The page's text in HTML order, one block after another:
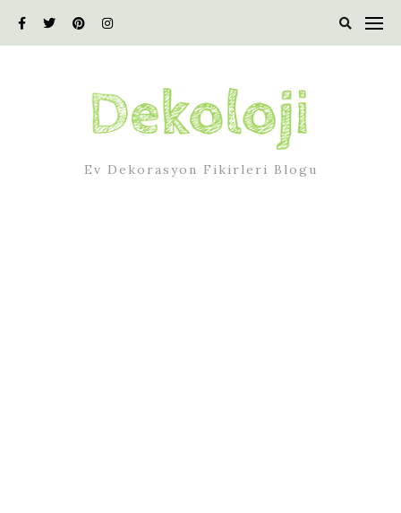
Ev Dekorasyon Fikirleri Blogu